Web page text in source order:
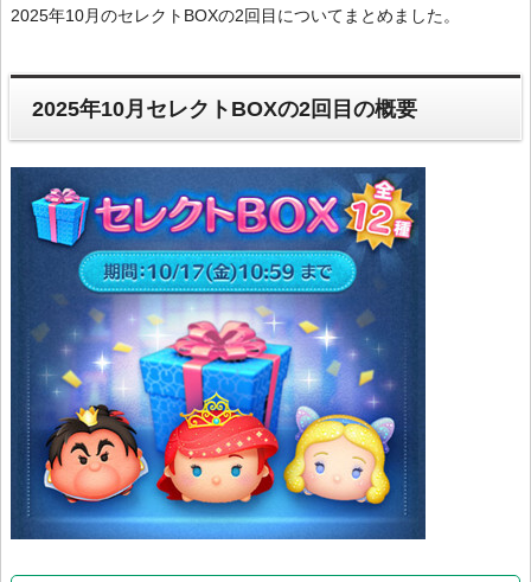
2025年10月のセレクトBOXの2回目についてまとめました。
2025年10月セレクトBOXの2回目の概要